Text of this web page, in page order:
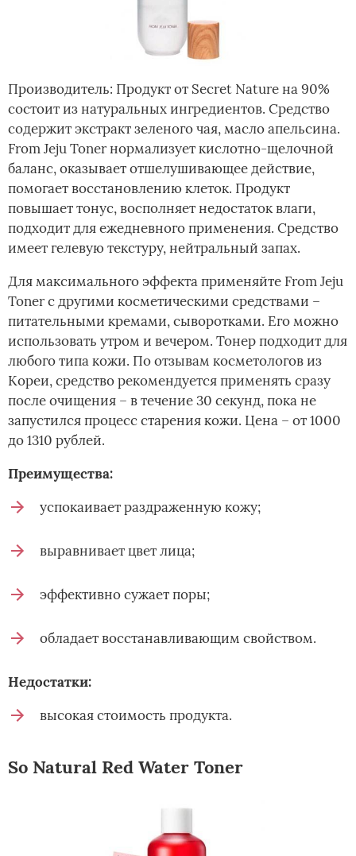
Производитель: Продукт от Secret Nature на 90%
состоит из натуральных ингредиентов. Средство
содержит экстракт зеленого чая, масло апельсина.
From Jeju Toner нормализует кислотно-щелочной
баланс, оказывает отшелушивающее действие,
помогает восстановлению клеток. Продукт
повышает тонус, восполняет недостаток влаги,
подходит для ежедневного применения. Средство
имеет гелевую текстуру, нейтральный запах.
Для максимального эффекта применяйте From Jeju
Toner с другими косметическими средствами –
питательными кремами, сыворотками. Его можно
использовать утром и вечером. Тонер подходит для
любого типа кожи. По отзывам косметологов из
Кореи, средство рекомендуется применять сразу
после очищения – в течение 30 секунд, пока не
запустился процесс старения кожи. Цена – от 1000
до 1310 рублей.
Преимущества:
успокаивает раздраженную кожу;
выравнивает цвет лица;
эффективно сужает поры;
обладает восстанавливающим свойством.
Недостатки:
высокая стоимость продукта.
So Natural Red Water Toner